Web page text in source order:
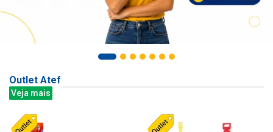
Outlet Atef
Veja mais